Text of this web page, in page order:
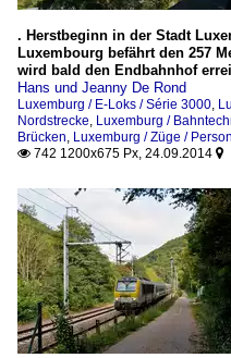
. Herstbeginn in der Stadt
Luxembourg befährt den 257
wird bald den Endbahnhof
Hans und Jeanny De Rond
Luxemburg / E-Loks / Série 3000
Nordstrecke Luxemburg /
Brücken Luxemburg / Züge /
 742 1200x675 Px, 24.09.2014 